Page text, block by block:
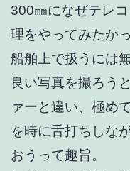
300㎜になぜテレ
理をやってみたか
船舶上で扱うには
良い写真を撮ろう
ァーと違い、極め
を時に舌打ちしな
おうって趣旨。